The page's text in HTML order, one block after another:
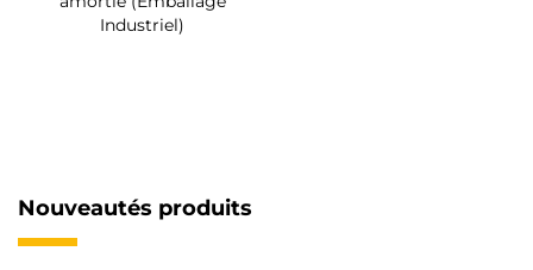
Industriel)
Nouveautés produits